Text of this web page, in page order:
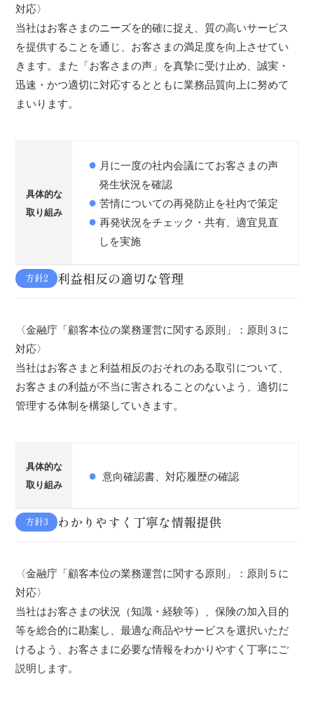
対応〉
当社はお客さまのニーズを的確に捉え、質の高いサービス
を提供することを通じ、お客さまの満足度を向上させてい
きます。また「お客さまの声」を真摯に受け止め、誠実・
迅速・かつ適切に対応するとともに業務品質向上に努めて
まいります。
具体的な
取り組み
月に一度の社内会議にてお客さまの声
発生状況を確認
苦情についての再発防止を社内で策定
再発状況をチェック・共有、適宜見直
しを実施
方針2 利益相反の適切な管理
〈金融庁「顧客本位の業務運営に関する原則」：原則３に
対応〉
当社はお客さまと利益相反のおそれのある取引について、
お客さまの利益が不当に害されることのないよう、適切に
管理する体制を構築していきます。
具体的な
取り組み
意向確認書、対応履歴の確認
方針3 わかりやすく丁寧な情報提供
〈金融庁「顧客本位の業務運営に関する原則」：原則５に
対応〉
当社はお客さまの状況（知識・経験等）、保険の加入目的
等を総合的に勘案し、最適な商品やサービスを選択いただ
けるよう、お客さまに必要な情報をわかりやすく丁寧にご
説明します。